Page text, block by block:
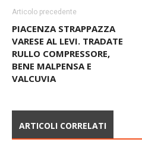
Articolo precedente
PIACENZA STRAPPAZZA
VARESE AL LEVI. TRADATE
RULLO COMPRESSORE,
BENE MALPENSA E
VALCUVIA
ARTICOLI CORRELATI